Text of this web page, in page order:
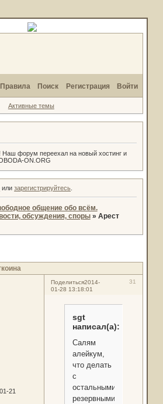
Правила Поиск Регистрация Войти
Активные темы
форум переехал на новый хостинг и
ON.ORG
илизарегистрируйтесь
общение обо всём.
обсуждения, споры » Арест
Поделиться 31
2014-
01-28 13:18:01
21
sgt
написал(а):
Салям
алейкум,
что делать
с
остальными
резервными